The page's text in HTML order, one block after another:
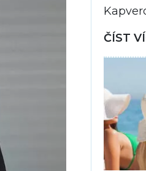
ČÍST